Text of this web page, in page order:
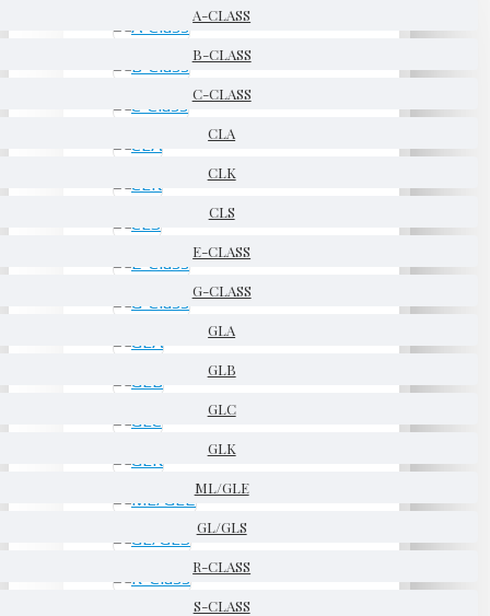
A-CLASS
B-CLASS
C-CLASS
CLA
CLK
CLS
E-CLASS
G-CLASS
GLA
GLB
GLC
GLK
ML/GLE
GL/GLS
R-CLASS
S-CLASS